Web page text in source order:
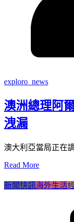
exploro_news
澳洲總理阿
洩漏
澳大利亞當局正在
Read More
新聞快訊海外生活